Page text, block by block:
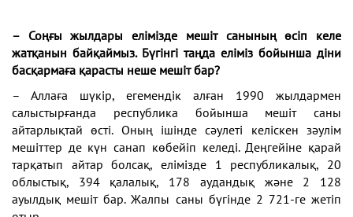
– Соңғы жылдары елімізде мешіт санының өсіп келе
жатқанын байқаймыз. Бүгінгі таңда еліміз бойынша діни
басқармаға қарасты неше мешіт бар?
– Аллаға шүкір, егемендік алған 1990 жылдармен
салыстырғанда республика бойынша мешіт саны
айтарлықтай өсті. Оның ішінде сәулеті келіскен зәулім
мешіттер де күн санап көбейіп келеді. Деңгейіне қарай
тарқатып айтар болсақ, елімізде 1 республикалық, 20
облыстық, 394 қалалық, 178 аудандық және 2 128
ауылдық мешіт бар. Жалпы саны бүгінде 2 721-ге жетіп